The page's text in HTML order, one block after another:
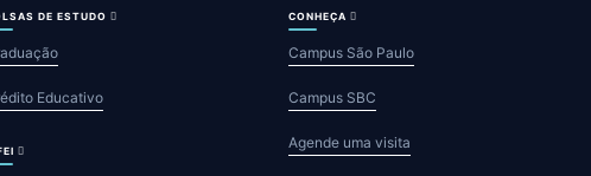
DE ESTUDO
Educativo
CONHEÇA
Campus São Paulo
Campus SBC
Agende uma visita